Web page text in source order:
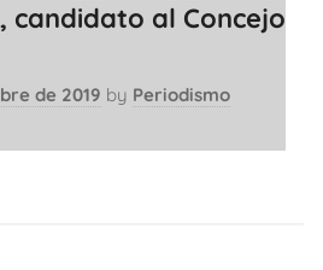
candidato al Concejo
de 2019 by Periodismo